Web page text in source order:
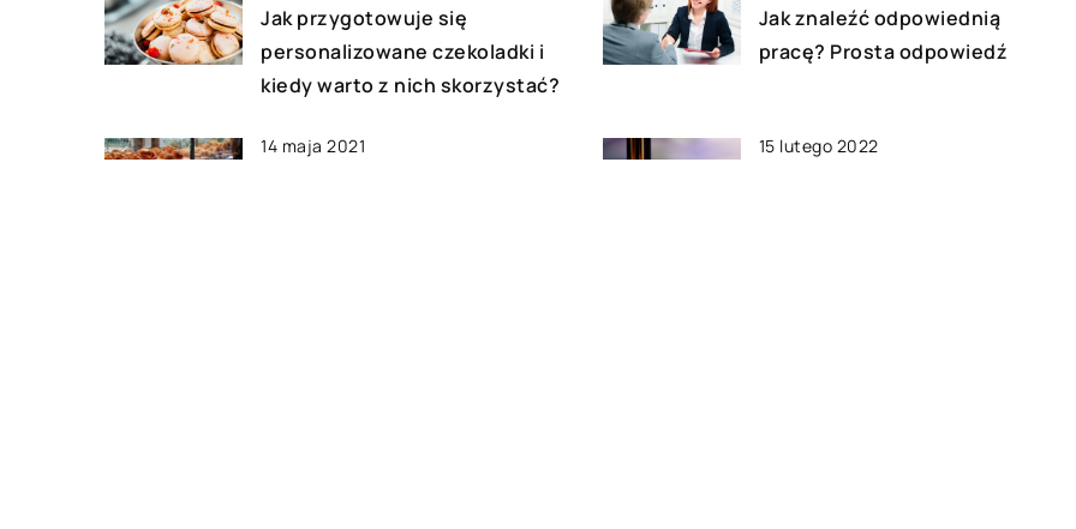
Jak przygotowuje się
personalizowane czekoladki i
kiedy warto z nich skorzystać?
Jak znaleźć odpowiednią
pracę? Prosta odpowiedź
14 maja 2021 15 lutego 2022